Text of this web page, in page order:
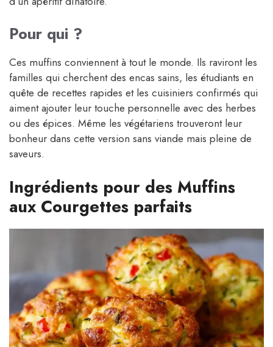
Pour qui ?
Ces muffins conviennent à tout le monde. Ils raviront les
familles qui cherchent des encas sains, les étudiants en
quête de recettes rapides et les cuisiniers confirmés qui
aiment ajouter leur touche personnelle avec des herbes
ou des épices. Même les végétariens trouveront leur
bonheur dans cette version sans viande mais pleine de
saveurs.
Ingrédients pour des Muffins
aux Courgettes parfaits